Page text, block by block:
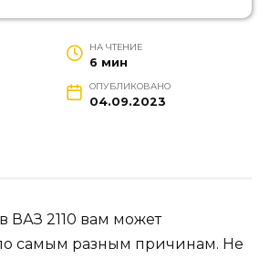
НА ЧТЕНИЕ
6 мин
ОПУБЛИКОВАНО
04.09.2023
ВАЗ 2110 вам может
самым разным причинам. Не